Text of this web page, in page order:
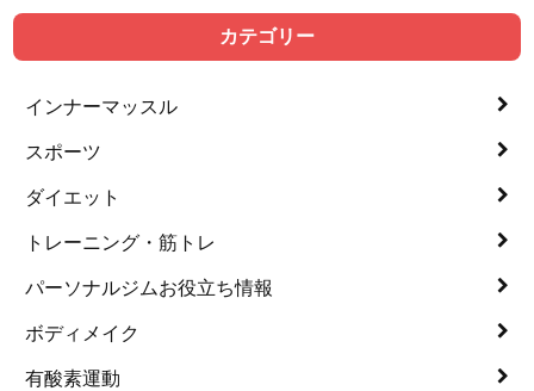
カテゴリー
インナーマッスル
スポーツ
ダイエット
トレーニング・筋トレ
パーソナルジムお役立ち情報
ボディメイク
有酸素運動